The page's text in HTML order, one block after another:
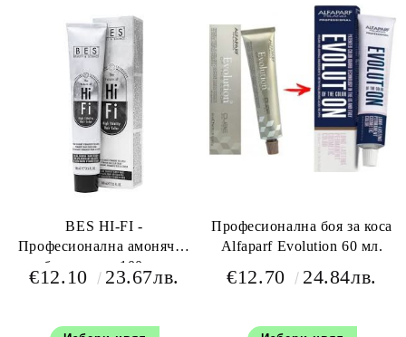
BES HI-FI -
Професионална амонячна
боя за коса 100 мл
€12.10 23.67лв.
Професионална боя за коса
Alfaparf Evolution 60 мл.
€12.70 24.84лв.